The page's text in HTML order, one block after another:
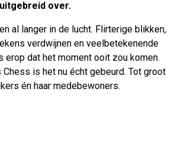
over.
al langer in de lucht. Flirterige blikken,
verdwijnen en veelbetekenende
erop dat het moment ooit zou komen.
Chess is het nu écht gebeurd. Tot groot
én haar medebewoners.